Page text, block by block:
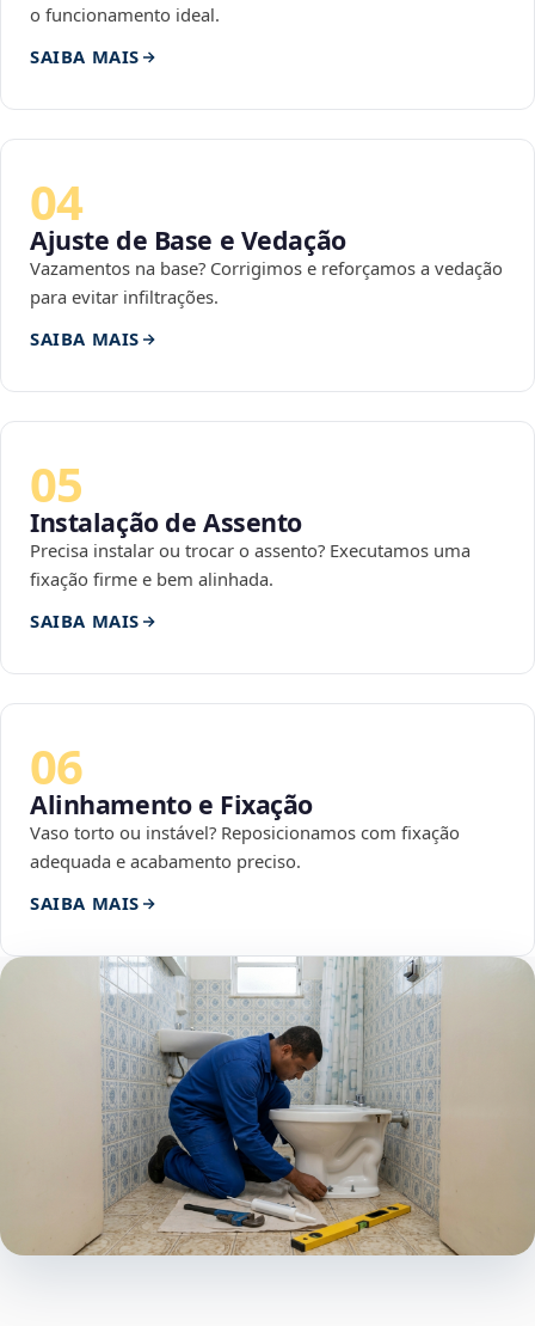
o funcionamento ideal.
SAIBA MAIS
04
Ajuste de Base e Vedação
Vazamentos na base? Corrigimos e reforçamos a vedação
para evitar infiltrações.
SAIBA MAIS
05
Instalação de Assento
Precisa instalar ou trocar o assento? Executamos uma
fixação firme e bem alinhada.
SAIBA MAIS
06
Alinhamento e Fixação
Vaso torto ou instável? Reposicionamos com fixação
adequada e acabamento preciso.
SAIBA MAIS